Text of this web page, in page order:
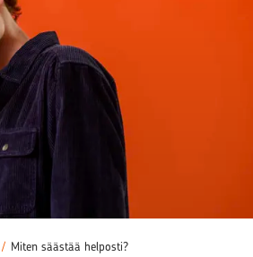
/ Miten säästää helposti?